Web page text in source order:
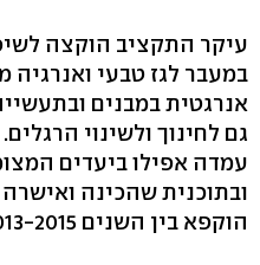
עיקר התקציב הוקצה
במעבר לגז טבעי
אנרגטית במבנים
גם לחינוך ולשינוי
עמדה אפילו ביעדים
ובתוכנית שהכינה
הוקפא בין השנים 2013-2015.